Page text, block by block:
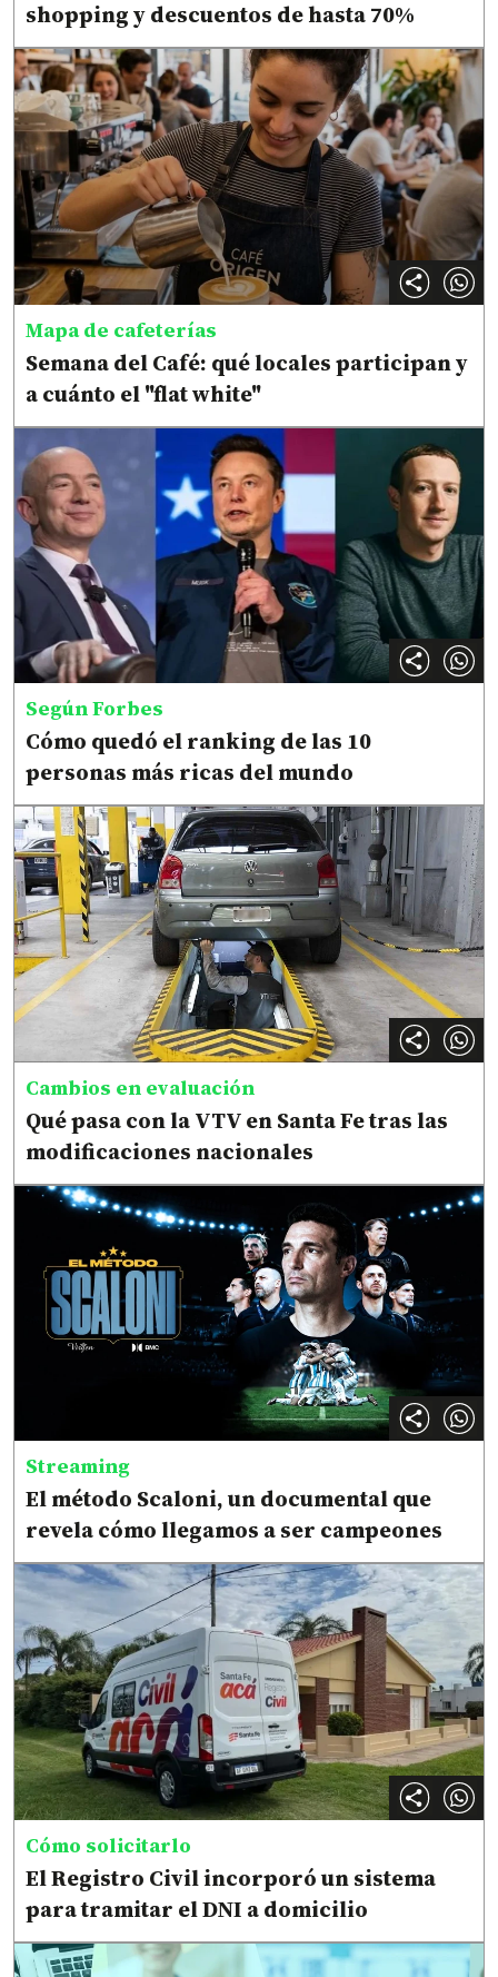
shopping y descuentos de hasta 70%
Mapa de cafeterías
Semana del Café: qué locales participan y
a cuánto el "flat white"
Según Forbes
Cómo quedó el ranking de las 10
personas más ricas del mundo
Cambios en evaluación
Qué pasa con la VTV en Santa Fe tras las
modificaciones nacionales
Streaming
El método Scaloni, un documental que
revela cómo llegamos a ser campeones
Cómo solicitarlo
El Registro Civil incorporó un sistema
para tramitar el DNI a domicilio